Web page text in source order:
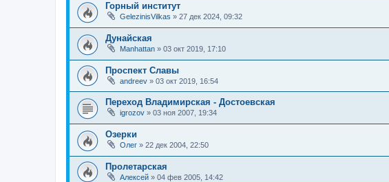
Горный институт
GelezinisVilkas » 27 дек 2024, 09:32
Дунайская
Manhattan » 03 окт 2019, 17:10
Проспект Славы
andreev » 03 окт 2019, 16:54
Переход Владимирская - Достоевская
igrozov » 03 ноя 2007, 19:34
Озерки
Олег » 22 дек 2004, 22:50
Пролетарская
Алексей » 04 фев 2005, 14:42